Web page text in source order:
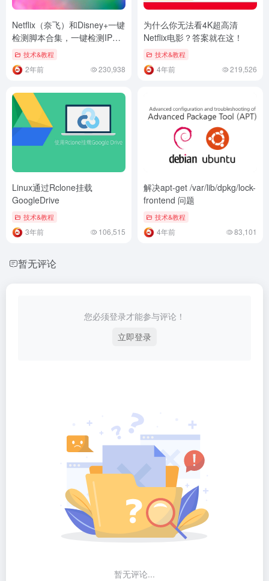
Netflix（奈飞）和Disney+一键
检测脚本合集，一键检测IP解
锁范围及对应的的地区
技术&教程
2年前 230,938
为什么你无法看4K超高清
Netflix电影？答案就在这！
技术&教程
4年前 219,526
Linux通过Rclone挂载
GoogleDrive
技术&教程
3年前 106,515
解决apt-get /var/lib/dpkg/lock-
frontend 问题
技术&教程
4年前 83,101
暂无评论
您必须登录才能参与评论！
立即登录
暂无评论...